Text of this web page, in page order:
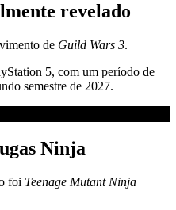
revelado
de Guild Wars 3.
5, com um período de
semestre de 2027.
Ninja
foi Teenage Mutant Ninja